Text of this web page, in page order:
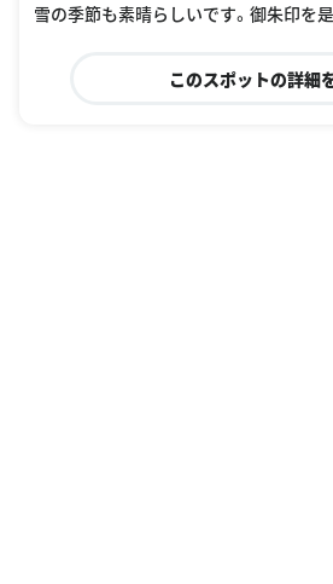
雪の季節も素晴らしいです。御朱印を
このスポットの詳細